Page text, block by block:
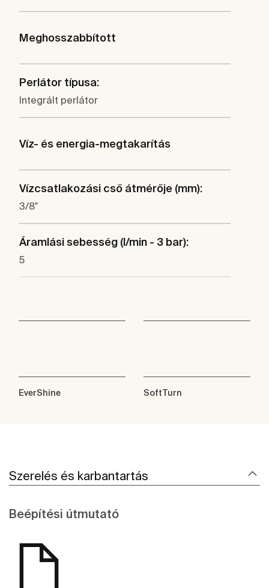
Meghosszabbított
Perlátor típusa:
Integrált perlátor
Víz- és energia-megtakarítás
Vízcsatlakozási cső átmérője (mm):
3/8"
Áramlási sebesség (l/min - 3 bar):
5
EverShine SoftTurn
Szerelés és karbantartás
Beépítési útmutató